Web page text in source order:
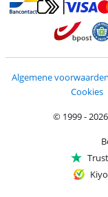
Betalen met Bancontact
Betalen met
Algemene voorwaarden
Cookies
© 1999 -